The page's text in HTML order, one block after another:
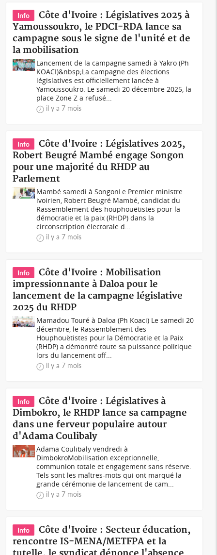
Info
Côte d'Ivoire : Législatives 2025 à
Yamoussoukro, le PDCI-RDA lance sa
campagne sous le signe de l'unité et de
la mobilisation
Lancement de la campagne samedi à Yakro (Ph
KOACI)&nbsp;La campagne des élections
législatives est officiellement lancée à
Yamoussoukro. Le samedi 20 décembre 2025, la
place Zone Z a refusé...
il y a 7 mois
Info
Côte d'Ivoire : Législatives 2025,
Robert Beugré Mambé engage Songon
pour une majorité du RHDP au
Parlement
Mambé samedi à SongonLe Premier ministre
ivoirien, Robert Beugré Mambé, candidat du
Rassemblement des houphouëtistes pour la
démocratie et la paix (RHDP) dans la
circonscription électorale d...
il y a 7 mois
Info
Côte d'Ivoire : Mobilisation
impressionnante à Daloa pour le
lancement de la campagne législative
2025 du RHDP
Mamadou Touré à Daloa (Ph Koaci) Le samedi 20
décembre, le Rassemblement des
Houphouëtistes pour la Démocratie et la Paix
(RHDP) a démontré toute sa puissance politique
lors du lancement off...
il y a 7 mois
Info
Côte d'Ivoire : Législatives à
Dimbokro, le RHDP lance sa campagne
dans une ferveur populaire autour
d'Adama Coulibaly
Adama Coulibaly vendredi à
DimbokroMobilisation exceptionnelle,
communion totale et engagement sans réserve.
Tels sont les maîtres-mots qui ont marqué la
grande cérémonie de lancement de cam...
il y a 7 mois
Info
Côte d'Ivoire : Secteur éducation,
rencontre IS-MENA/METFPA et la